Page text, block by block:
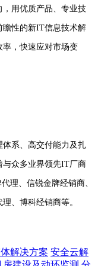
用优质产品、专业技
瞻性的新IT信息技术解
率，快速应对市场变
系、高交付能力及扎
与众多业界领先IT厂商
理、信锐金牌经销商、
、博科经销商等。
解决方案 安全云解